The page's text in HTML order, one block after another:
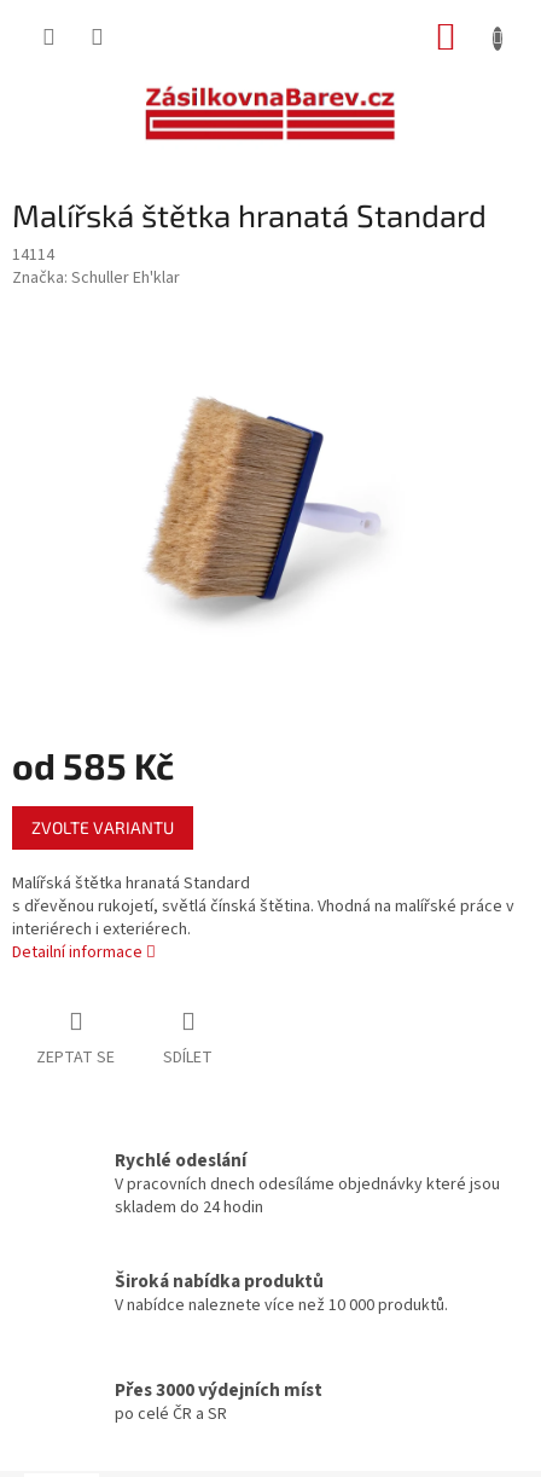
Malířská štětka hranatá Standard
14114
Značka: Schuller Eh'klar
od 585 Kč
Měrná
cena:
ZVOLTE VARIANTU
Malířská štětka hranatá Standard
s dřevěnou rukojetí, světlá čínská štětina. Vhodná na malířské práce v
interiérech i exteriérech.
Detailní informace
ZEPTAT SE SDÍLET
Rychlé odeslání
V pracovních dnech odesíláme objednávky které jsou
skladem do 24 hodin
Široká nabídka produktů
V nabídce naleznete více než 10 000 produktů.
Přes 3000 výdejních míst
po celé ČR a SR